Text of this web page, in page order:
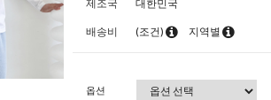
제조국 대한민국
배송비 (조건) 지역별
옵션